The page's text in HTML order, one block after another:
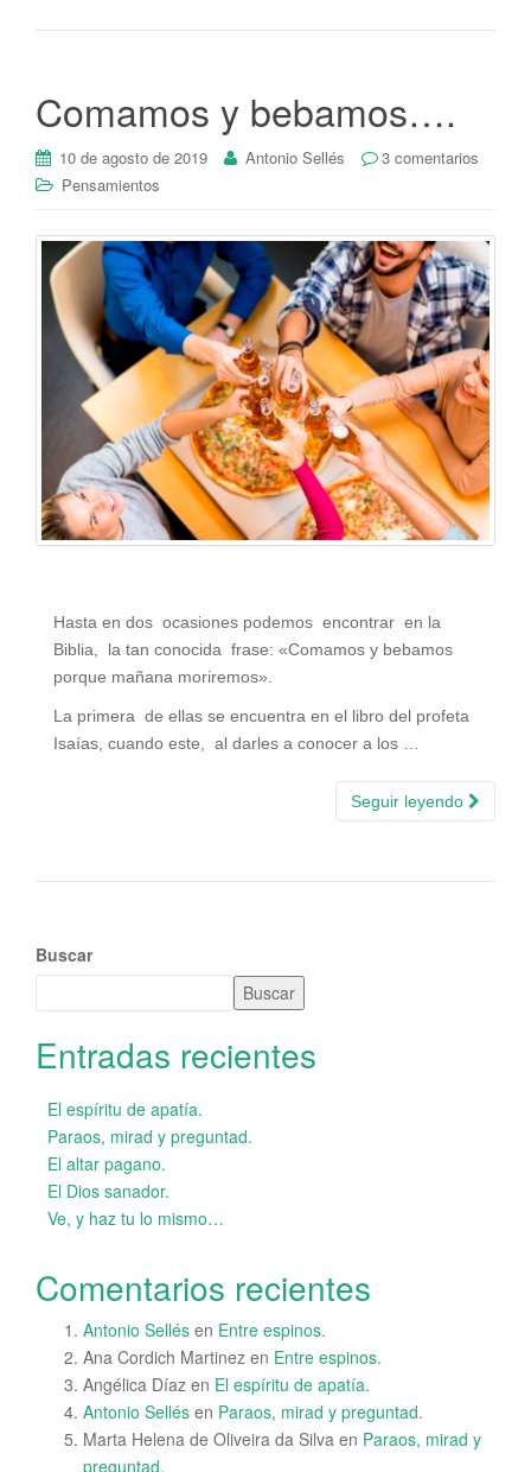
Comamos y bebamos….
10 de agosto de 2019 Antonio Sellés
3 comentarios
Pensamientos
Hasta en dos ocasiones podemos encontrar en la
Biblia, la tan conocida frase: «Comamos y bebamos
porque mañana moriremos».
La primera de ellas se encuentra en el libro del profeta
Isaías, cuando este, al darles a conocer a los …
Seguir leyendo
Buscar
Buscar
Entradas recientes
El espíritu de apatía.
Paraos, mirad y preguntad.
El altar pagano.
El Dios sanador.
Ve, y haz tu lo mismo…
Comentarios recientes
Antonio Sellés en Entre espinos.
Ana Cordich Martinez en Entre espinos.
Angélica Díaz en El espíritu de apatía.
Antonio Sellés en Paraos, mirad y preguntad.
Marta Helena de Oliveira da Silva en Paraos, mirad y
preguntad.